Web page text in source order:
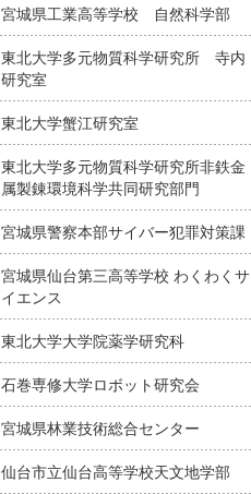
宮城県工業高等学校 自然科学部
東北大学多元物質科学研究所 寺内
研究室
東北大学蟹江研究室
東北大学多元物質科学研究所非鉄金
属製錬環境科学共同研究部門
宮城県警察本部サイバー犯罪対策課
宮城県仙台第三高等学校 わくわくサ
イエンス
東北大学大学院薬学研究科
石巻専修大学ロボット研究会
宮城県林業技術総合センター
仙台市立仙台高等学校天文地学部